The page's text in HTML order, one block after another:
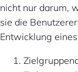
nicht nur darum,
sie die
Entwicklung